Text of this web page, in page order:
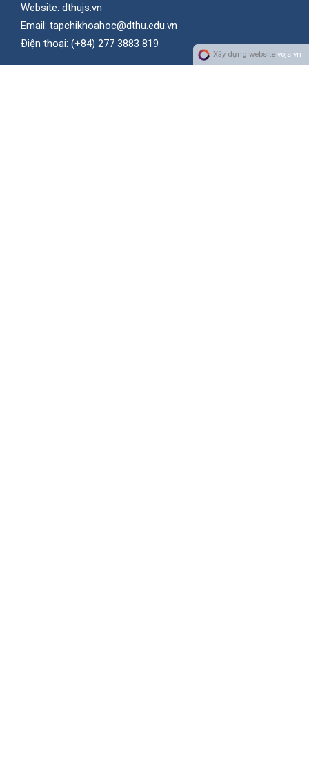
Website: dthujs.vn
Email: tapchikhoahoc@dthu.edu.vn
Ðiện thoại: (+84) 277 3883 819